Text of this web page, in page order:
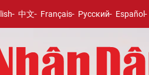
中文 Français Русский Español